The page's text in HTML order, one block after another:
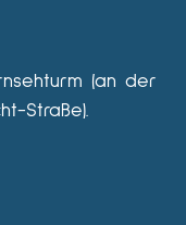
(an der
Straße).